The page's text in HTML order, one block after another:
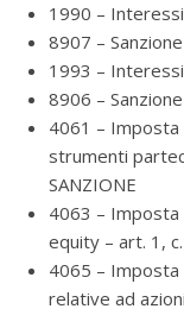
1990 –
8907 –
1993 –
8906 –
4061 – Imposta
strumenti
SANZIONE
4063 – Imposta
equity – art. 1,
4065 – Imposta
relative ad